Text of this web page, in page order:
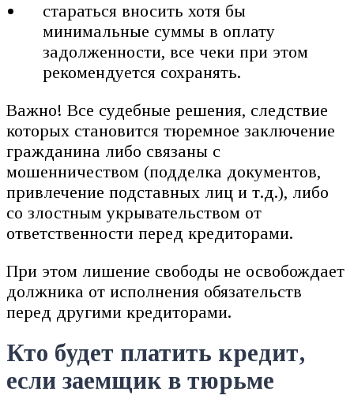
стараться вносить хотя бы
минимальные суммы в оплату
задолженности, все чеки при этом
рекомендуется сохранять.
Важно! Все судебные решения, следствие
которых становится тюремное заключение
гражданина либо связаны с
мошенничеством (подделка документов,
привлечение подставных лиц и т.д.), либо
со злостным укрывательством от
ответственности перед кредиторами.
При этом лишение свободы не освобождает
должника от исполнения обязательств
перед другими кредиторами.
Кто будет платить кредит,
если заемщик в тюрьме